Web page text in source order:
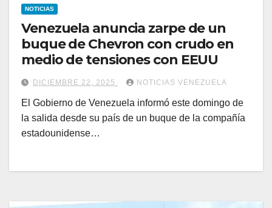
NOTICIAS
Venezuela anuncia zarpe de un
buque de Chevron con crudo en
medio de tensiones con EEUU
DICIEMBRE 22, 2025 NOTICIAS VENEZUELA
El Gobierno de Venezuela informó este domingo de
la salida desde su país de un buque de la compañía
estadounidense…